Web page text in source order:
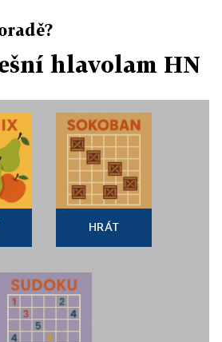
hlavolam HN
HRÁT